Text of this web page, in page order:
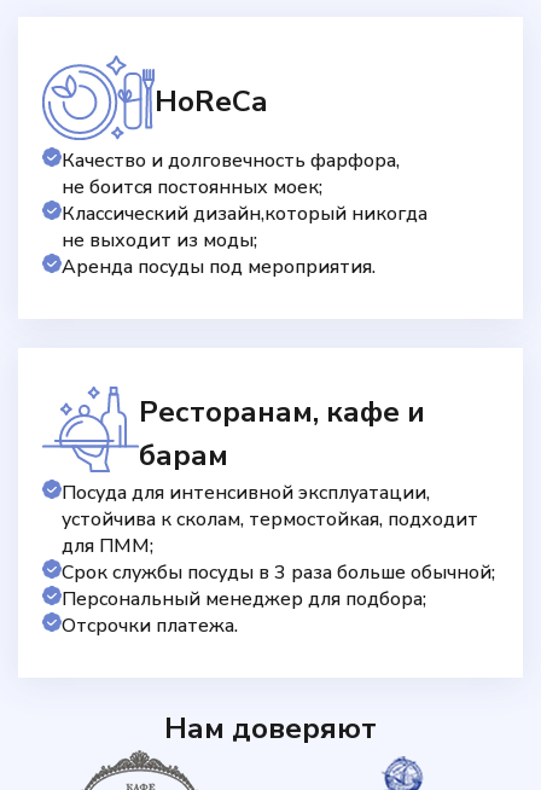
HoReCa
Качество и долговечность фарфора,
не боится постоянных моек;
Классический дизайн,который никогда
не выходит из моды;
Аренда посуды под мероприятия.
Ресторанам, кафе и
барам
Посуда для интенсивной эксплуатации,
устойчива к сколам, термостойкая, подходит
для ПММ;
Срок службы посуды в 3 раза больше обычной;
Персональный менеджер для подбора;
Отсрочки платежа.
Нам доверяют